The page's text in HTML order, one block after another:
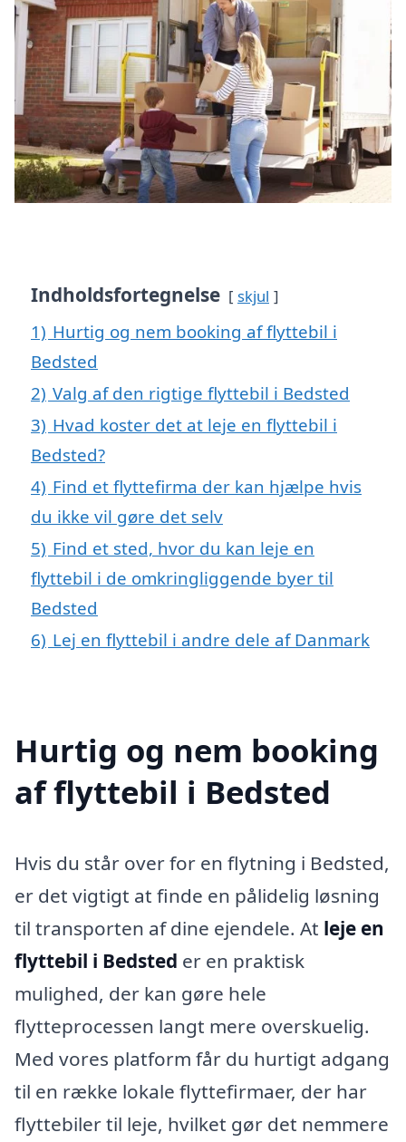
Indholdsfortegnelse skjul
1) Hurtig og nem booking af flyttebil i
Bedsted
2) Valg af den rigtige flyttebil i Bedsted
3) Hvad koster det at leje en flyttebil i
Bedsted?
4) Find et flyttefirma der kan hjælpe hvis
du ikke vil gøre det selv
5) Find et sted, hvor du kan leje en
flyttebil i de omkringliggende byer til
Bedsted
6) Lej en flyttebil i andre dele af Danmark
Hurtig og nem booking
af flyttebil i Bedsted
Hvis du står over for en flytning i Bedsted,
er det vigtigt at finde en pålidelig løsning
til transporten af dine ejendele. At leje en
flyttebil i Bedsted er en praktisk
mulighed, der kan gøre hele
flytteprocessen langt mere overskuelig.
Med vores platform får du hurtigt adgang
til en række lokale flyttefirmaer, der har
flyttebiler til leje, hvilket gør det nemmere